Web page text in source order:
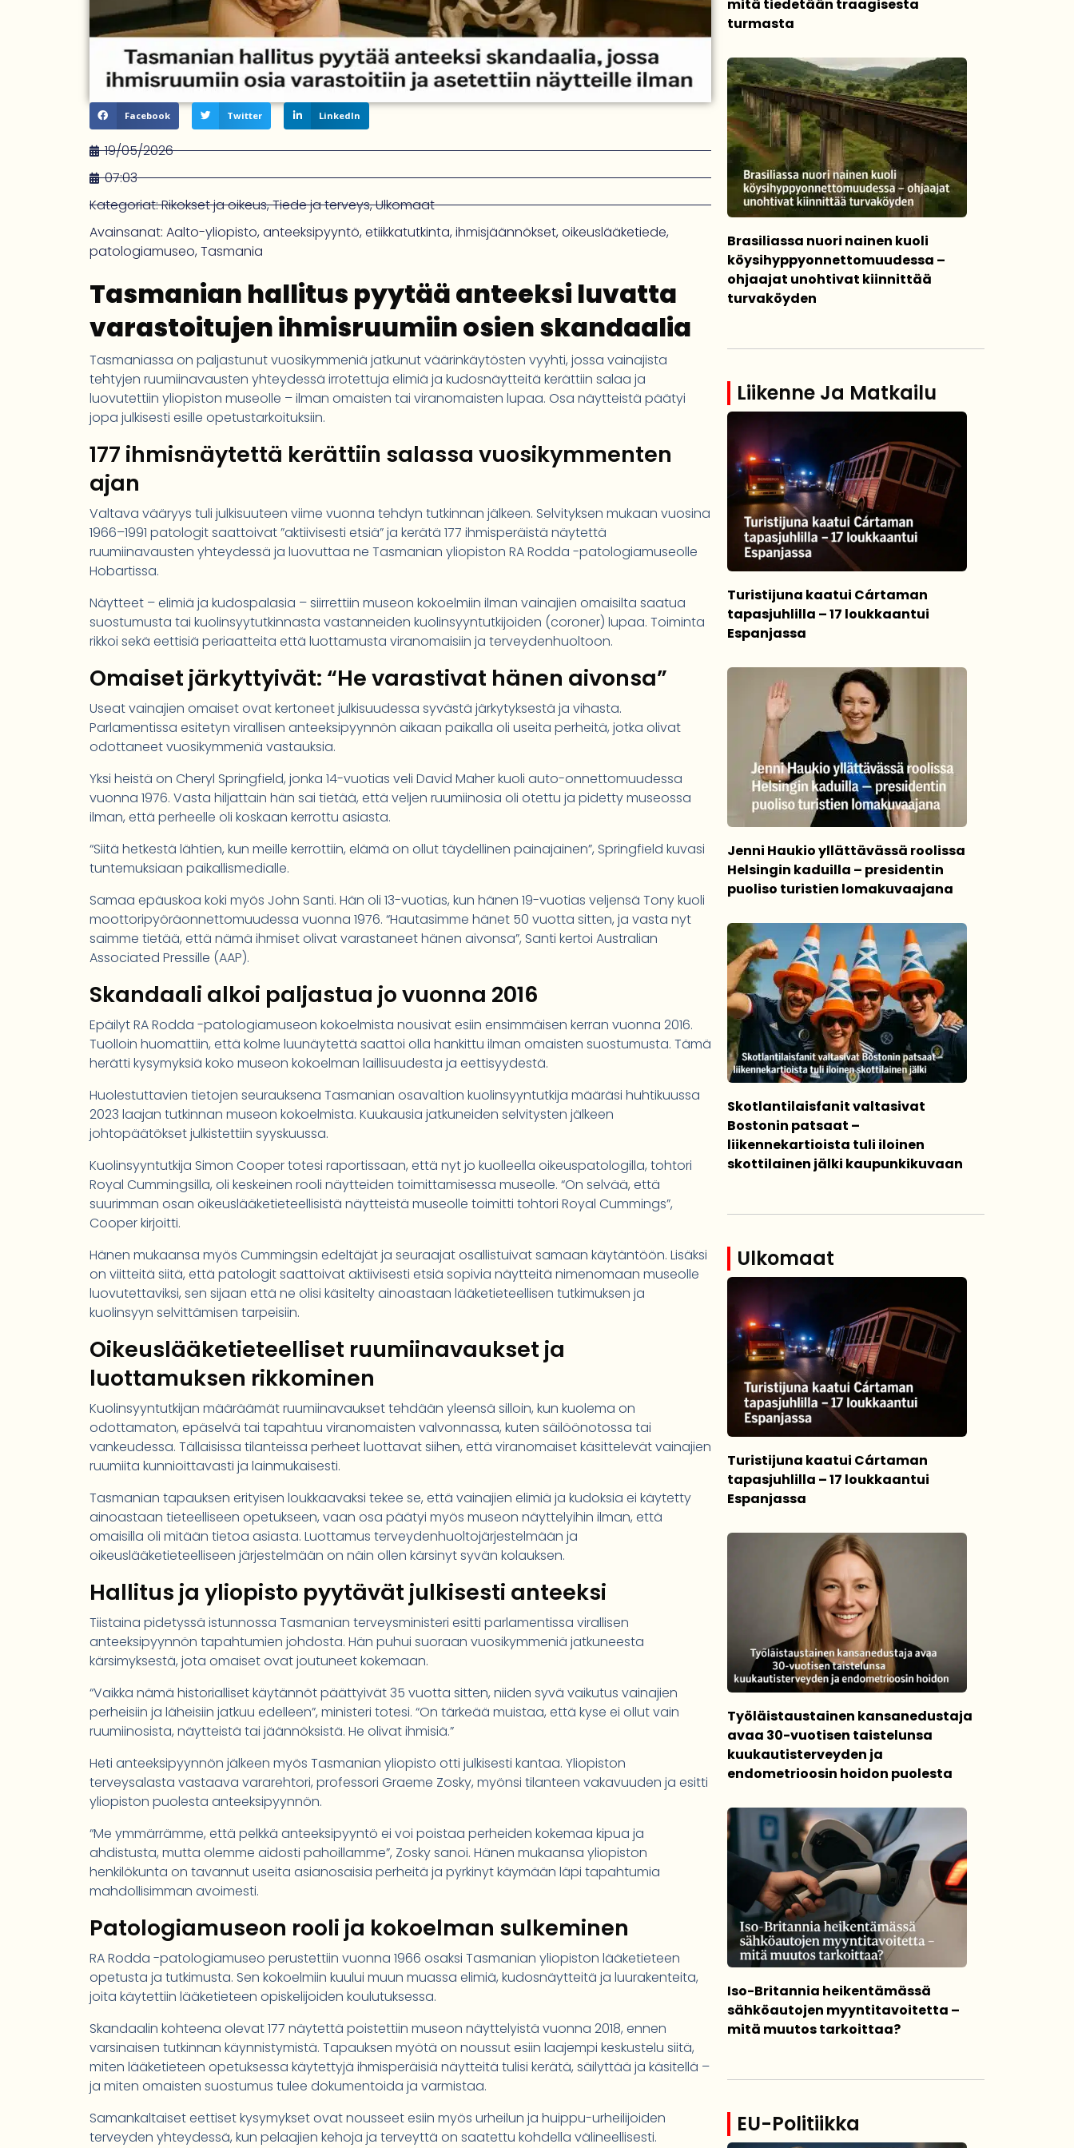
Facebook Twitter LinkedIn
19/05/2026
07:03
Kategoriat:Rikokset ja oikeus,Tiede ja terveys,Ulkomaat
Avainsanat: Aalto-yliopisto,anteeksipyyntö,etiikkatutkinta,ihmisjäännökset,oikeuslääketiede,
patologiamuseo,Tasmania
Tasmanian hallitus pyytää anteeksi luvatta
varastoitujen ihmisruumiin osien skandaalia
Tasmaniassa on paljastunut vuosikymmeniä jatkunut väärinkäytösten vyyhti, jossa vainajista
tehtyjen ruumiinavausten yhteydessä irrotettuja elimiä ja kudosnäytteitä kerättiin salaa ja
luovutettiin yliopiston museolle – ilman omaisten tai viranomaisten lupaa. Osa näytteistä päätyi
jopa julkisesti esille opetustarkoituksiin.
177 ihmisnäytettä kerättiin salassa vuosikymmenten
ajan
Valtava vääryys tuli julkisuuteen viime vuonna tehdyn tutkinnan jälkeen. Selvityksen mukaan vuosina
1966–1991 patologit saattoivat ”aktiivisesti etsiä” ja kerätä 177 ihmisperäistä näytettä
ruumiinavausten yhteydessä ja luovuttaa ne Tasmanian yliopiston RA Rodda -patologiamuseolle
Hobartissa.
Näytteet – elimiä ja kudospalasia – siirrettiin museon kokoelmiin ilman vainajien omaisilta saatua
suostumusta tai kuolinsyytutkinnasta vastanneiden kuolinsyyntutkijoiden (coroner) lupaa. Toiminta
rikkoi sekä eettisiä periaatteita että luottamusta viranomaisiin ja terveydenhuoltoon.
Omaiset järkyttyivät: “He varastivat hänen aivonsa”
Useat vainajien omaiset ovat kertoneet julkisuudessa syvästä järkytyksestä ja vihasta.
Parlamentissa esitetyn virallisen anteeksipyynnön aikaan paikalla oli useita perheitä, jotka olivat
odottaneet vuosikymmeniä vastauksia.
Yksi heistä on Cheryl Springfield, jonka 14-vuotias veli David Maher kuoli auto-onnettomuudessa
vuonna 1976. Vasta hiljattain hän sai tietää, että veljen ruumiinosia oli otettu ja pidetty museossa
ilman, että perheelle oli koskaan kerrottu asiasta.
“Siitä hetkestä lähtien, kun meille kerrottiin, elämä on ollut täydellinen painajainen”, Springfield kuvasi
tuntemuksiaan paikallismedialle.
Samaa epäuskoa koki myös John Santi. Hän oli 13-vuotias, kun hänen 19-vuotias veljensä Tony kuoli
moottoripyöräonnettomuudessa vuonna 1976. “Hautasimme hänet 50 vuotta sitten, ja vasta nyt
saimme tietää, että nämä ihmiset olivat varastaneet hänen aivonsa”, Santi kertoi Australian
Associated Pressille (AAP).
Skandaali alkoi paljastua jo vuonna 2016
Epäilyt RA Rodda -patologiamuseon kokoelmista nousivat esiin ensimmäisen kerran vuonna 2016.
Tuolloin huomattiin, että kolme luunäytettä saattoi olla hankittu ilman omaisten suostumusta. Tämä
herätti kysymyksiä koko museon kokoelman laillisuudesta ja eettisyydestä.
Huolestuttavien tietojen seurauksena Tasmanian osavaltion kuolinsyyntutkija määräsi huhtikuussa
2023 laajan tutkinnan museon kokoelmista. Kuukausia jatkuneiden selvitysten jälkeen
johtopäätökset julkistettiin syyskuussa.
Kuolinsyyntutkija Simon Cooper totesi raportissaan, että nyt jo kuolleella oikeuspatologilla, tohtori
Royal Cummingsilla, oli keskeinen rooli näytteiden toimittamisessa museolle. “On selvää, että
suurimman osan oikeuslääketieteellisistä näytteistä museolle toimitti tohtori Royal Cummings”,
Cooper kirjoitti.
Hänen mukaansa myös Cummingsin edeltäjät ja seuraajat osallistuivat samaan käytäntöön. Lisäksi
on viitteitä siitä, että patologit saattoivat aktiivisesti etsiä sopivia näytteitä nimenomaan museolle
luovutettaviksi, sen sijaan että ne olisi käsitelty ainoastaan lääketieteellisen tutkimuksen ja
kuolinsyyn selvittämisen tarpeisiin.
Oikeuslääketieteelliset ruumiinavaukset ja
luottamuksen rikkominen
Kuolinsyyntutkijan määräämät ruumiinavaukset tehdään yleensä silloin, kun kuolema on
odottamaton, epäselvä tai tapahtuu viranomaisten valvonnassa, kuten säilöönotossa tai
vankeudessa. Tällaisissa tilanteissa perheet luottavat siihen, että viranomaiset käsittelevät vainajien
ruumiita kunnioittavasti ja lainmukaisesti.
Tasmanian tapauksen erityisen loukkaavaksi tekee se, että vainajien elimiä ja kudoksia ei käytetty
ainoastaan tieteelliseen opetukseen, vaan osa päätyi myös museon näyttelyihin ilman, että
omaisilla oli mitään tietoa asiasta. Luottamus terveydenhuoltojärjestelmään ja
oikeuslääketieteelliseen järjestelmään on näin ollen kärsinyt syvän kolauksen.
Hallitus ja yliopisto pyytävät julkisesti anteeksi
Tiistaina pidetyssä istunnossa Tasmanian terveysministeri esitti parlamentissa virallisen
anteeksipyynnön tapahtumien johdosta. Hän puhui suoraan vuosikymmeniä jatkuneesta
kärsimyksestä, jota omaiset ovat joutuneet kokemaan.
“Vaikka nämä historialliset käytännöt päättyivät 35 vuotta sitten, niiden syvä vaikutus vainajien
perheisiin ja läheisiin jatkuu edelleen”, ministeri totesi. “On tärkeää muistaa, että kyse ei ollut vain
ruumiinosista, näytteistä tai jäännöksistä. He olivat ihmisiä.”
Heti anteeksipyynnön jälkeen myös Tasmanian yliopisto otti julkisesti kantaa. Yliopiston
terveysalasta vastaava vararehtori, professori Graeme Zosky, myönsi tilanteen vakavuuden ja esitti
yliopiston puolesta anteeksipyynnön.
“Me ymmärrämme, että pelkkä anteeksipyyntö ei voi poistaa perheiden kokemaa kipua ja
ahdistusta, mutta olemme aidosti pahoillamme”, Zosky sanoi. Hänen mukaansa yliopiston
henkilökunta on tavannut useita asianosaisia perheitä ja pyrkinyt käymään läpi tapahtumia
mahdollisimman avoimesti.
Patologiamuseon rooli ja kokoelman sulkeminen
RA Rodda -patologiamuseo perustettiin vuonna 1966 osaksi Tasmanian yliopiston lääketieteen
opetusta ja tutkimusta. Sen kokoelmiin kuului muun muassa elimiä, kudosnäytteitä ja luurakenteita,
joita käytettiin lääketieteen opiskelijoiden koulutuksessa.
Skandaalin kohteena olevat 177 näytettä poistettiin museon näyttelyistä vuonna 2018, ennen
varsinaisen tutkinnan käynnistymistä. Tapauksen myötä on noussut esiin laajempi keskustelu siitä,
miten lääketieteen opetuksessa käytettyjä ihmisperäisiä näytteitä tulisi kerätä, säilyttää ja käsitellä –
ja miten omaisten suostumus tulee dokumentoida ja varmistaa.
Samankaltaiset eettiset kysymykset ovat nousseet esiin myös urheilun ja huippu-urheilijoiden
terveyden yhteydessä, kun pelaajien kehoja ja terveyttä on saatettu kohdella välineellisesti.
mitä tiedetään traagisesta
turmasta
Brasiliassa nuori nainen kuoli
köysihyppyonnettomuudessa –
ohjaajat unohtivat kiinnittää
turvaköyden
Liikenne Ja Matkailu
Turistijuna kaatui Cártaman
tapasjuhlilla – 17 loukkaantui
Espanjassa
Jenni Haukio yllättävässä roolissa
Helsingin kaduilla – presidentin
puoliso turistien lomakuvaajana
Skotlantilaisfanit valtasivat
Bostonin patsaat –
liikennekartioista tuli iloinen
skottilainen jälki kaupunkikuvaan
Ulkomaat
Turistijuna kaatui Cártaman
tapasjuhlilla – 17 loukkaantui
Espanjassa
Työläistaustainen kansanedustaja
avaa 30-vuotisen taistelunsa
kuukautisterveyden ja
endometrioosin hoidon puolesta
Iso-Britannia heikentämässä
sähköautojen myyntitavoitetta –
mitä muutos tarkoittaa?
EU-Politiikka